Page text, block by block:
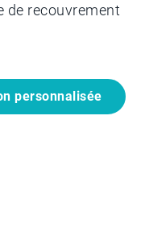
de recouvrement
personnalisée